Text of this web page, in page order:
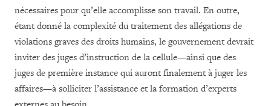
nécessaires pour qu’elle accomplisse son travail. En outre,
étant donné la complexité du traitement des allégations de
violations graves des droits humains, le gouvernement devrait
inviter des juges d’instruction de la cellule—ainsi que des
juges de première instance qui auront finalement à juger les
affaires—à solliciter l’assistance et la formation d’experts